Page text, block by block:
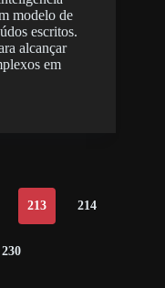
modelo de
escritos.
alcançar
em
213 214
230